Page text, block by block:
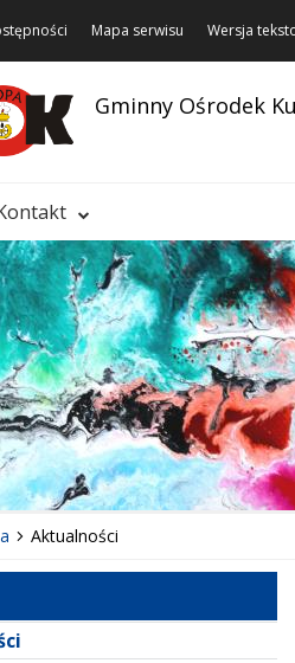
Mapa serwisu Wersja
Gminny Ośrodek
Aktualności